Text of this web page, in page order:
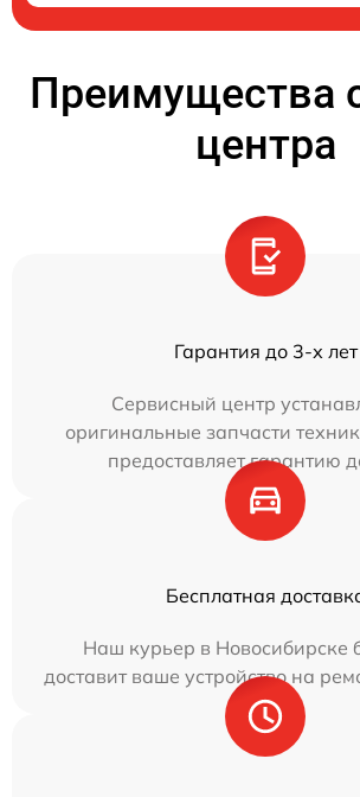
Преимущества
центра
Гарантия до 3-х лет
Сервисный центр
оригинальные запчасти
предоставляет гарантию
Бесплатная
Наш курьер в Новосибирске
доставит ваше устройство на